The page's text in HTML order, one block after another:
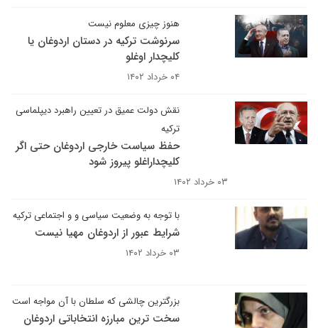
هنوز چیزی معلوم نیست
سرنوشت ترکیه در دستان اردوغان یا
کلیچدار اوغلو
۰۴ خرداد ۱۴۰۲
نقش دولت عمیق در تعیین راهبرد دیپلماسی
ترکیه
حفظ سیاست خارجی اردوغان حتی اگر
کلیچداراغلو پیروز شود
۰۳ خرداد ۱۴۰۲
با توجه به وضعیت سیاسی و و اجتماعی ترکیه
شرایط عبور از اردوغان مهیا نیست
۰۳ خرداد ۱۴۰۲
بزرگترین چالشی که سلطان با آن مواجه است
سخت ترین مبارزه انتخاباتی اردوغان